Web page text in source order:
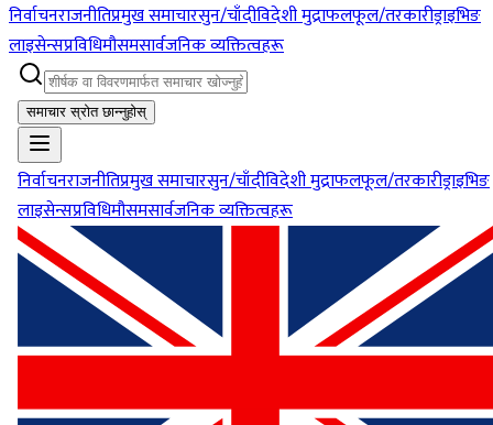
निर्वाचनराजनीतिप्रमुख समाचारसुन/चाँदीविदेशी मुद्राफलफूल/तरकारीड्राइभिङ
लाइसेन्सप्रविधिमौसमसार्वजनिक व्यक्तित्वहरू
समाचार स्रोत छान्नुहोस्
निर्वाचनराजनीतिप्रमुख समाचारसुन/चाँदीविदेशी मुद्राफलफूल/तरकारीड्राइभिङ
लाइसेन्सप्रविधिमौसमसार्वजनिक व्यक्तित्वहरू